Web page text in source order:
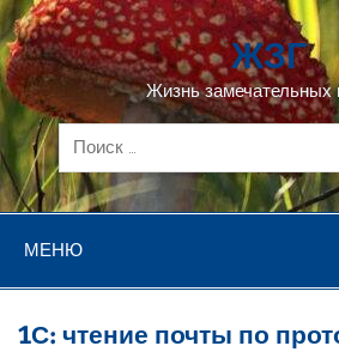
Перейти
к
содержимому
ЖЗГ
Жизнь замечательных
МЕНЮ
1С: чтение почты по